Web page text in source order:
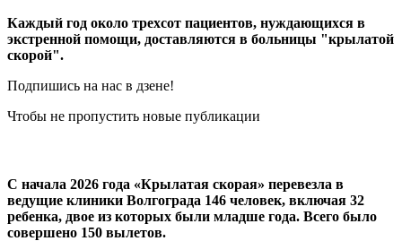
Каждый год около трехсот пациентов, нуждающихся в
экстренной помощи, доставляются в больницы "крылатой
скорой".
Подпишись на нас в дзене!
Чтобы не пропустить новые публикации
С начала 2026 года «Крылатая скорая» перевезла в
ведущие клиники Волгограда 146 человек, включая 32
ребенка, двое из которых были младше года. Всего было
совершено 150 вылетов.